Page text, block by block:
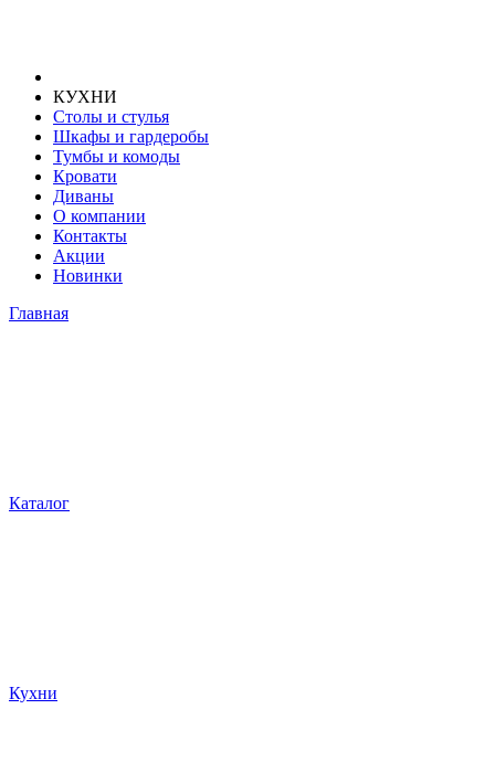
КУХНИ
Столы и стулья
Шкафы и гардеробы
Тумбы и комоды
Кровати
Диваны
О компании
Контакты
Акции
Новинки
Главная
Каталог
Кухни